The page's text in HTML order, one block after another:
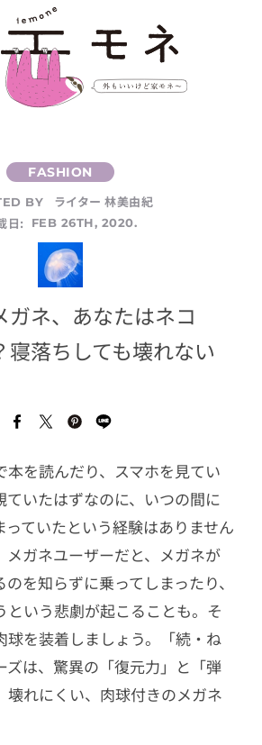
BY
ライター 林美由紀
日:
FEB 26TH, 2020.
ガネ、あなたはネコ
寝落ちしても壊れない
本を読んだり、スマホを見てい
ていたはずなのに、いつの間に
っていたという経験はありません
メガネユーザーだと、メガネが
を知らずに乗ってしまったり、
という悲劇が起こることも。そ
球を装着しましょう。「続・ね
ズは、驚異の「復元力」と「弾
壊れにくい、肉球付きのメガネ